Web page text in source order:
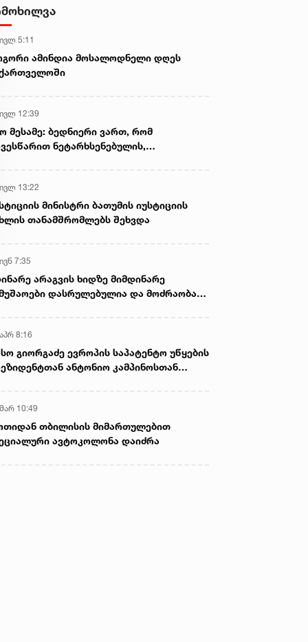
გავრცელების ფაქტებზე, ერთ
5:11
ამინდია მოსალოდნელი დღეს
12:39
მესამე: ბედნიერი ვართ, რომ
ნეტარხსენებულის,
13:22
მინისტრი ბათუმის იუსტიციის
თანამშრომლებს შეხვდა
7:35
არაგვის ხიდზე მიმდინარე
დასრულებულია და მოძრაობა
8:16
გიორგაძე ევროპის საპატენტო უწყების
ანტონიო კამპინოსთან
10:49
თბილისის მიმართულებით
ავტოკოლონა დაიძრა